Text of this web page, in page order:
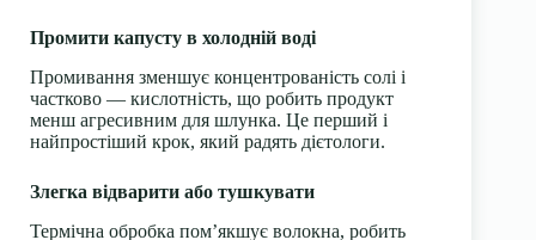
Промити капусту в холодній воді
Промивання зменшує концентрованість солі і
частково — кислотність, що робить продукт
менш агресивним для шлунка. Це перший і
найпростіший крок, який радять дієтологи.
Злегка відварити або тушкувати
Термічна обробка пом’якшує волокна, робить